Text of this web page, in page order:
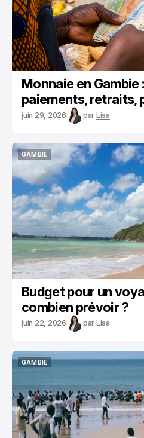
Monnaie en Gambie
paiements, retraits,
juin 29, 2026 par Lisa
GAMBIE
Budget pour un
combien prévoir ?
juin 22, 2026 par Lisa
GAMBIE